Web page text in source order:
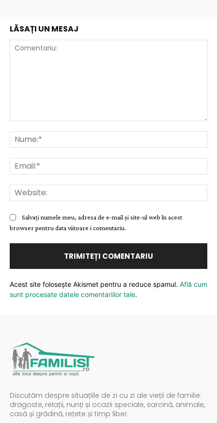
LĂSAȚI UN MESAJ
Salvați numele meu, adresa de e-mail și site-ul web în acest
browser pentru data viitoare i comentariu.
Acest site folosește Akismet pentru a reduce spamul. Află cum
sunt procesate datele comentariilor tale.
Discutăm despre situațiile de zi cu zi ale vieții de familie:
dragoste, relații, nunți și ocazii speciale, sarcină, animale,
casă și grădină, rețete și timp liber.